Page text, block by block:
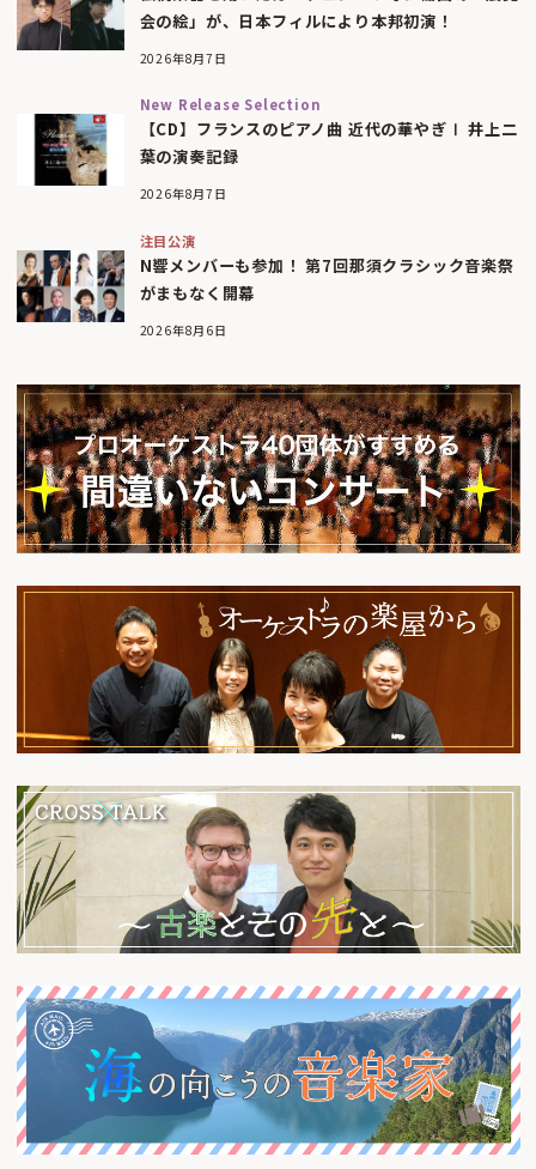
会の絵」が、日本フィルにより本邦初演！
2026年8月7日
New Release Selection
【CD】フランスのピアノ曲 近代の華やぎⅠ 井上二
葉の演奏記録
2026年8月7日
注目公演
N響メンバーも参加！ 第7回那須クラシック音楽祭
がまもなく開幕
2026年8月6日